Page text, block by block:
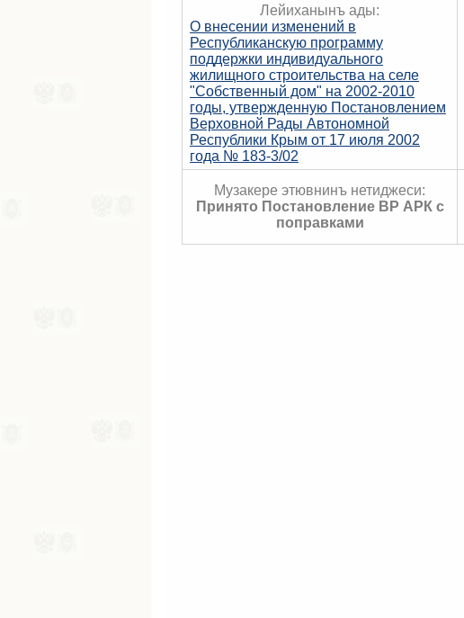
Лейиханынъ ады:
О внесении изменений в
Республиканскую программу
поддержки индивидуального
жилищного строительства на селе
"Собственный дом" на 2002-2010
годы, утвержденную Постановлением
Верховной Рады Автономной
Республики Крым от 17 июля 2002
года № 183-3/02
Музакере этювнинъ нетиджеси:
Принято Постановление ВР АРК с
поправками